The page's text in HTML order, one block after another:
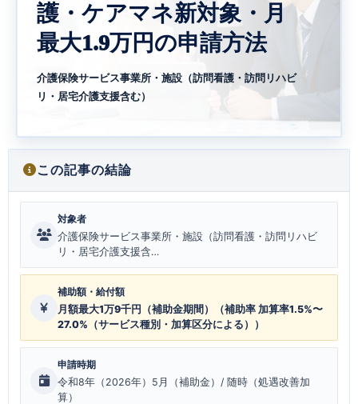
護・ケアマネ新対象・月
最大1.9万円の申請方法
介護保険サービス事業所・施設（訪問看護・訪問リハビ
リ・居宅介護支援含む）
この記事の結論
対象者
介護保険サービス事業所・施設（訪問看護・訪問リハビ
リ・居宅介護支援含…
補助額・給付額
月額最大1万9千円（補助金期間）（補助率 加算率1.5%〜
27.0%（サービス種別・加算区分による））
申請時期
令和8年（2026年）5月（補助金）/ 随時（処遇改善加
算）